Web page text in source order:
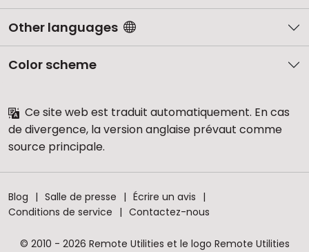
Other languages
Color scheme
Ce site web est traduit automatiquement. En cas
de divergence, la version anglaise prévaut comme
source principale.
Blog Salle de presse
Écrire un avis
Conditions de service
Contactez-nous
© 2010 - 2026 Remote Utilities et le logo Remote Utilities